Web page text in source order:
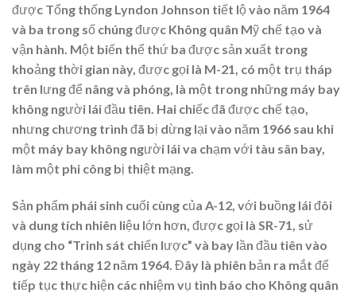
được Tổng thống Lyndon Johnson tiết lộ vào năm 1964
và ba trong số chúng được Không quân Mỹ chế tạo và
vận hành. Một biến thể thứ ba được sản xuất trong
khoảng thời gian này, được gọi là M-21, có một trụ tháp
trên lưng để nâng và phóng, là một trong những máy bay
không người lái đầu tiên. Hai chiếc đã được chế tạo,
nhưng chương trình đã bị dừng lại vào năm 1966 sau khi
một máy bay không người lái va chạm với tàu sân bay,
làm một phi công bị thiệt mạng.
Sản phẩm phái sinh cuối cùng của A-12, với buồng lái đôi
và dung tích nhiên liệu lớn hơn, được gọi là SR-71, sử
dụng cho “Trinh sát chiến lược” và bay lần đầu tiên vào
ngày 22 tháng 12 năm 1964. Đây là phiên bản ra mắt để
tiếp tục thực hiện các nhiệm vụ tình báo cho Không quân